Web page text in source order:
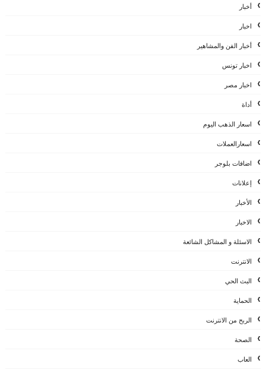
أخبار
اخبار
أخبار الفن والمشاهير
اخبار تونس
اخبار مصر
أداة
اسعار الذهب اليوم
اسعارالعملات
اضافات بلوجر
إعلانات
الأخبار
الاخبار
الاسئلة و المشاكل الشائعة
الانترنت
البث الحي
الحماية
الربح من الانترنت
الصحة
العاب